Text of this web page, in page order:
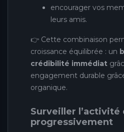
encourager vos
leurs amis.
👉 Cette combinaison
croissance équilibrée : un
crédibilité immédiat
engagement durable
organique.
Surveiller l’activité
progressivement